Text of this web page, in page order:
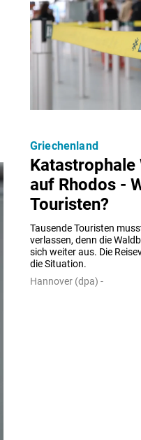
Katastrophale
auf Rhodos -
Touristen?
Tausende Touristen
verlassen, denn die
sich weiter aus. Die
die Situation.
Griechenland
Hannover (dpa) -